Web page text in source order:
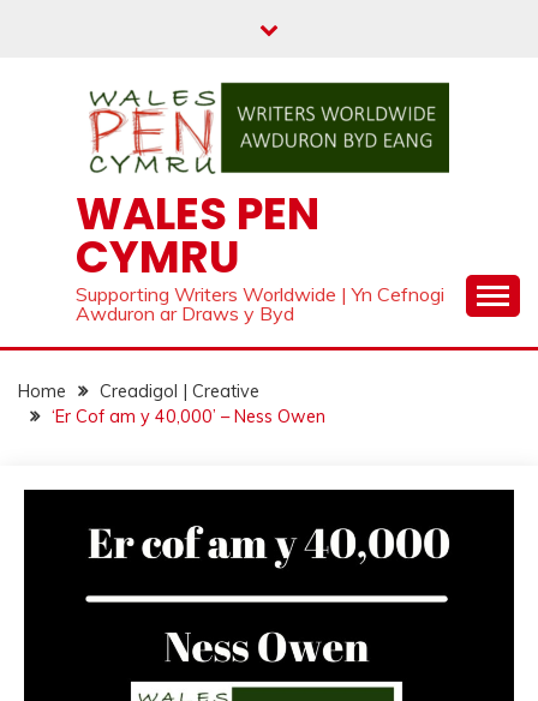
WALES PEN
CYMRU
Supporting Writers Worldwide | Yn Cefnogi
Awduron ar Draws y Byd
Home
Creadigol | Creative
‘Er Cof am y 40,000’ – Ness Owen